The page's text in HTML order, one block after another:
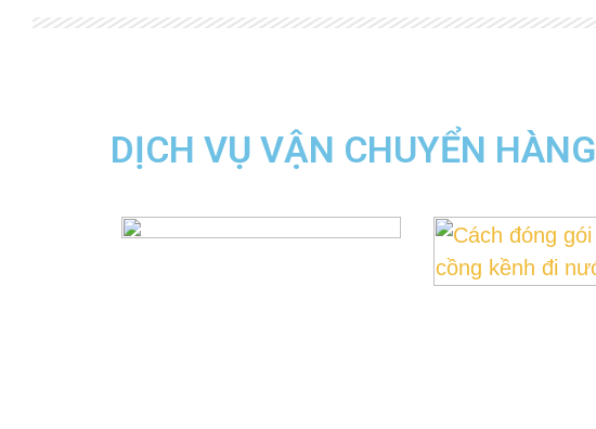
DỊCH VỤ VẬN CHUYỂN HÀNG